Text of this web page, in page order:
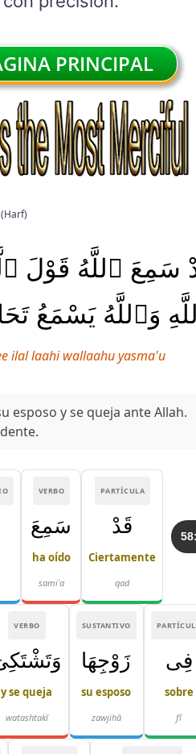
PRINCIPAL
سَمِعَ ٱللَّهُ قَوْلَ
وَٱللَّهُ يَسْمَعُ
ilal laahi wallaahu yasma'u
esposo y se queja ante Allah.
PARTÍCULA
قَدْ
Ciertamente
qad
VERBO
سَمِعَ
ha oído
samiʿa
فِى
sobre
fī
SUSTANTIVO
زَوْجِهَا
su esposo
zawjihā
VERBO
y se queja
watashtakī